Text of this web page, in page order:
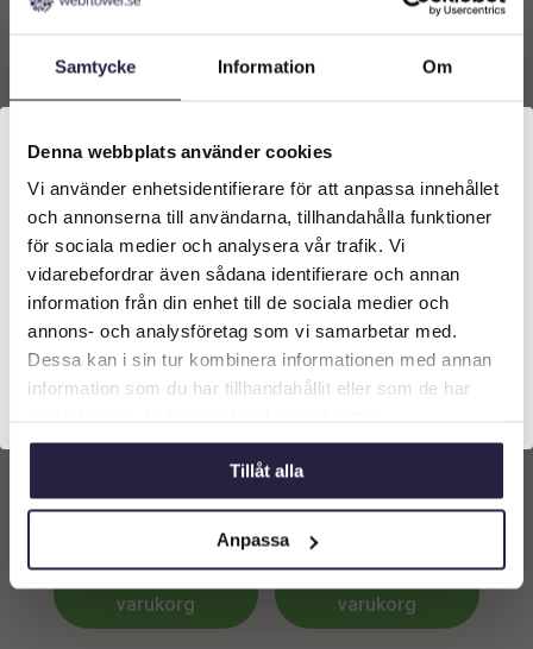
Samtycke Information Om
Denna webbplats använder cookies
Vi använder enhetsidentifierare för att anpassa innehållet
och annonserna till användarna, tillhandahålla funktioner
för sociala medier och analysera vår trafik. Vi
vidarebefordrar även sådana identifierare och annan
information från din enhet till de sociala medier och
annons- och analysföretag som vi samarbetar med.
Dessa kan i sin tur kombinera informationen med annan
information som du har tillhandahållit eller som de har
Tillåt alla
Anpassa
106x6x13cm
Från:
varukorg
Svart 13,5x2x15cm
kr
599kr
Lägg till i
varukorg
hängväxt med monterings
Från:789kr
Lägg till i
varukorg
Välkommen till Webflower
Vilken typ av kund är du? Du kan alltid justera ditt val
längst upp på sidan.
Företagskund (exkl. moms)
Privatkund (inkl. moms)